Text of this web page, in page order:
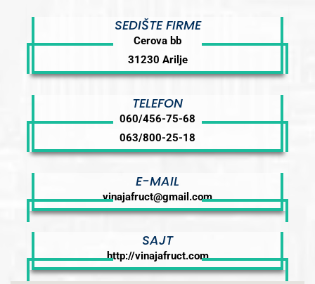
SEDIŠTE FIRME
Cerova bb
31230 Arilje
TELEFON
060/456-75-68
063/800-25-18
E-MAIL
vinajafruct@gmail.com
SAJT
http://vinajafruct.com